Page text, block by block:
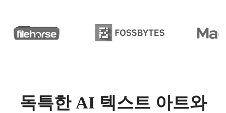
독특한 AI 텍스트 아트와